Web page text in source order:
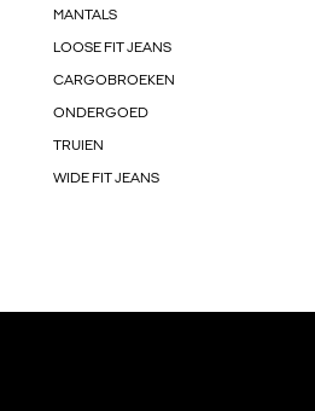
MANTALS
LOOSE FIT JEANS
CARGOBROEKEN
ONDERGOED
TRUIEN
WIDE FIT JEANS